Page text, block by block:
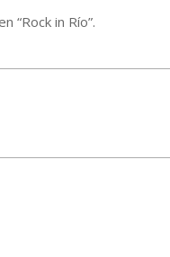
“Rock in Río”.